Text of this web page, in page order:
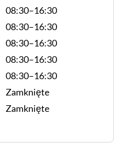
08:30–16:30
08:30–16:30
08:30–16:30
08:30–16:30
08:30–16:30
Zamknięte
Zamknięte